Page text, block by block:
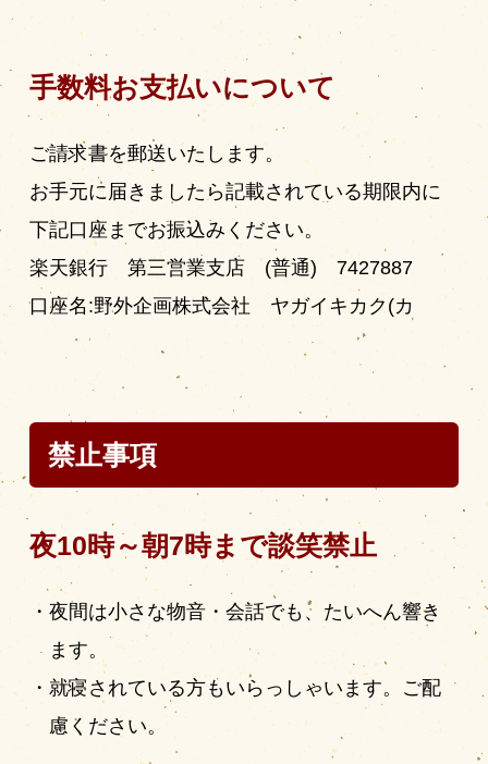
手数料お支払いについて
ご請求書を郵送いたします。
お手元に届きましたら記載されている期限内に
下記口座までお振込みください。
楽天銀行 第三営業支店 (普通) 7427887
口座名:野外企画株式会社 ヤガイキカク(カ
禁止事項
夜10時～朝7時まで談笑禁止
夜間は小さな物音・会話でも、たいへん響き
ます。
就寝されている方もいらっしゃいます。ご配
慮ください。